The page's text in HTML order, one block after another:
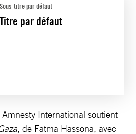
Sous-titre par défaut
Titre par défaut
International soutient
, de Fatma Hassona, avec